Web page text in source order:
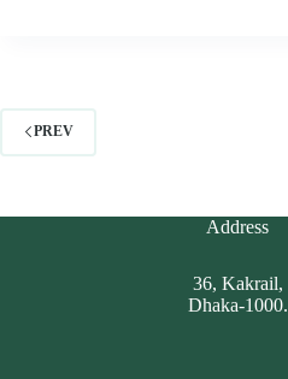
PREV
Address
36, Kakrail,
Dhaka-1000.